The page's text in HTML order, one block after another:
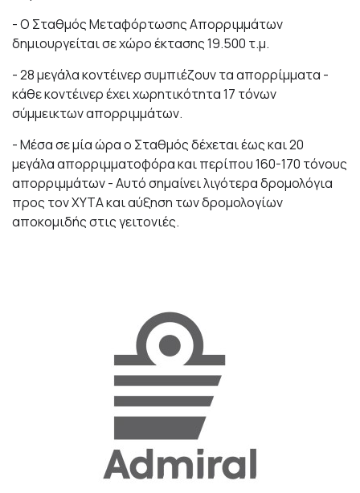
- Ο Σταθμός Μεταφόρτωσης Απορριμμάτων
δημιουργείται σε χώρο έκτασης 19.500 τ.μ.
- 28 μεγάλα κοντέινερ συμπιέζουν τα απορρίμματα -
κάθε κοντέινερ έχει χωρητικότητα 17 τόνων
σύμμεικτων απορριμμάτων.
- Μέσα σε μία ώρα ο Σταθμός δέχεται έως και 20
μεγάλα απορριμματοφόρα και περίπου 160-170 τόνους
απορριμμάτων - Αυτό σημαίνει λιγότερα δρομολόγια
προς τον ΧΥΤΑ και αύξηση των δρομολογίων
αποκομιδής στις γειτονιές.